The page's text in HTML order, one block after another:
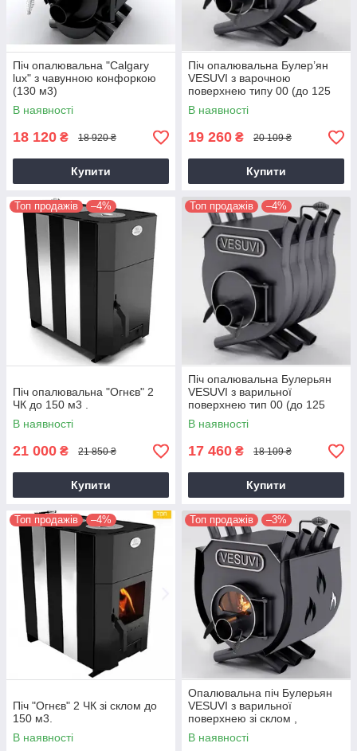
Піч опалювальна "Calgary
lux" з чавунною конфоркою
(130 м3)
В наявності
18 120 ₴ 18 920 ₴
Купити
Піч опалювальна Булер’ян
VESUVI з варочною
поверхнею типу 00 (до 125
м3)
В наявності
19 260 ₴ 20 109 ₴
Купити
Топ продажів –4%
Піч опалювальна "Огнєв" 2
ЧК до 150 м3 .
В наявності
21 000 ₴ 21 850 ₴
Купити
Топ продажів –4%
Піч опалювальна Булерьян
VESUVI з варильної
поверхнею тип 00 (до 125
м3)
В наявності
17 460 ₴ 18 109 ₴
Купити
Топ продажів –4%
Піч "Огнєв" 2 ЧК зі склом до
150 м3.
В наявності
Топ продажів –3%
Опалювальна піч Булерьян
VESUVI з варильної
поверхнею зі склом ,
перфорацією тип 01 (до 250
м3)
В наявності